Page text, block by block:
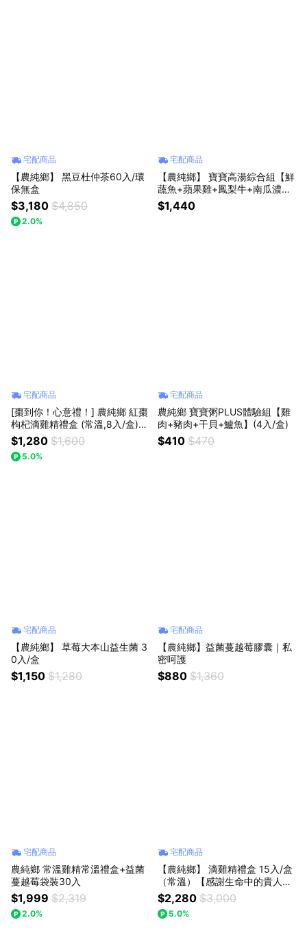
宅配商品
【農純鄉】 黑豆杜仲茶60入/環
保無盒
$3,180 $4,850
2.0%
宅配商品
【農純鄉】 寶寶高湯綜合組【鮮
蔬魚+蘋果雞+鳳梨牛+南瓜濃】
(常溫,16入)
$1,440
宅配商品
[棗到你！心意禮！] 農純鄉 紅棗
枸杞滴雞精禮盒 (常溫,8入/盒)
[感謝有你]
$1,280 $1,600
5.0%
宅配商品
農純鄉 寶寶粥PLUS體驗組【雞
肉+豬肉+干貝+鱸魚】(4入/盒)
$410 $470
宅配商品
【農純鄉】 草莓大本山益生菌 3
0入/盒
$1,150 $1,280
宅配商品
【農純鄉】益菌蔓越莓膠囊｜私
密呵護
$880 $1,360
宅配商品
農純鄉 常溫雞精常溫禮盒+益菌
蔓越莓袋裝30入
$1,999 $2,319
2.0%
宅配商品
【農純鄉】 滴雞精禮盒 15入/盒
（常溫）【感謝生命中的貴人】
【父親節送禮】
$2,280 $3,000
5.0%